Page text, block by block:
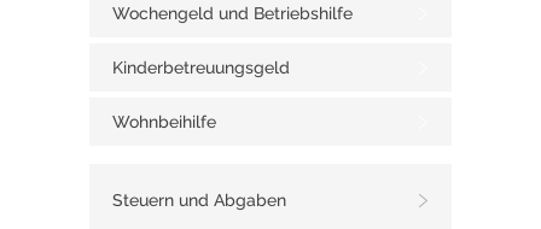
Wochengeld und Betriebshilfe
Kinderbetreuungsgeld
Wohnbeihilfe
Steuern und Abgaben